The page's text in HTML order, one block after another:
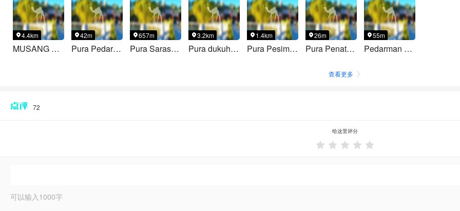
4.4km
MUSANG KING FARM GELL BLASTER
42m
Pura Pedarmaan Pasek Ngukuhin Besakih
657m
Pura Saraswati Besakih
3.2km
Pura dukuh Payasan, Gunung Agung
 1.4km
Pura Pesimpangan Besakih
26m
Pura Penataran Agung (Padma Tiga)
55m
Pedarman Dalem Bakas Tirta Harum
查看更多 
72
给这里评分
    
可以输入1000字